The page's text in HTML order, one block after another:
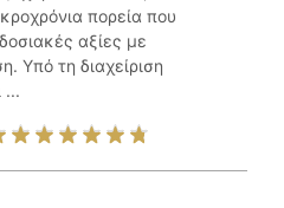
πορεία που
αξίες με
Υπό τη διαχείριση
...